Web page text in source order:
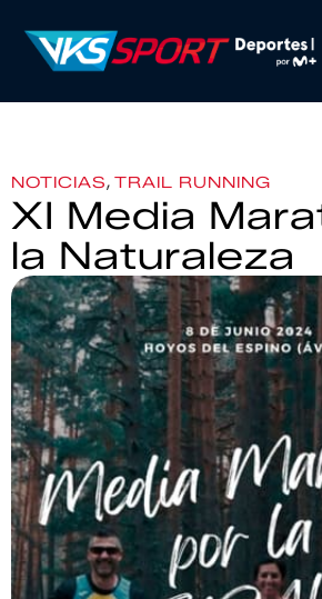
NOTICIAS, TRAIL RUNNING
XI Media
la Naturaleza